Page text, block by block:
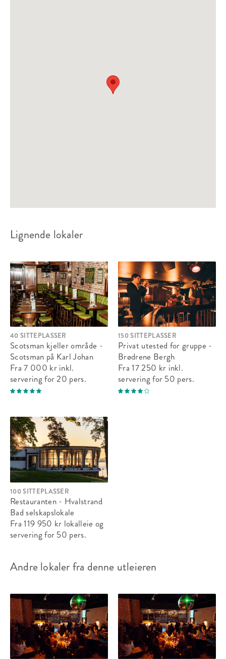
Lignende lokaler
40 SITTEPLASSER
Scotsman kjeller område -
Scotsman på Karl Johan
Fra 7 000 kr inkl.
servering for 20 pers.
150 SITTEPLASSER
Privat utested for gruppe -
Brødrene Bergh
Fra 17 250 kr inkl.
servering for 50 pers.
100 SITTEPLASSER
Restauranten - Hvalstrand
Bad selskapslokale
Fra 119 950 kr lokalleie og
servering for 50 pers.
Andre lokaler fra denne utleieren